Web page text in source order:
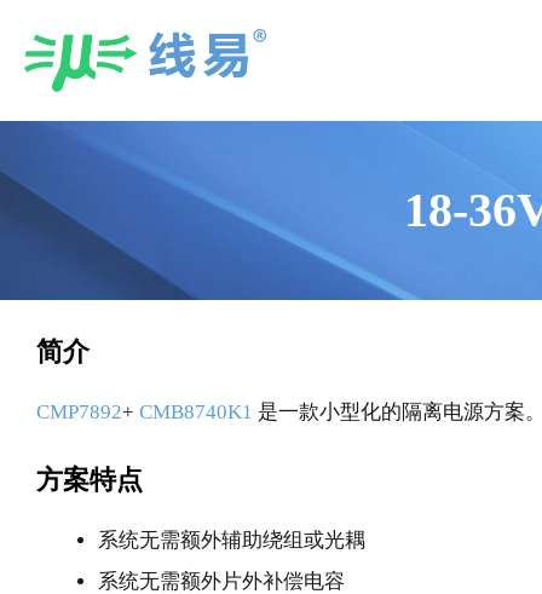
18-
简介
CMP7892+ CMB8740K1 是一款小型化的隔离电源方案
方案特点
系统无需额外辅助绕组或光耦
系统无需额外片外补偿电容